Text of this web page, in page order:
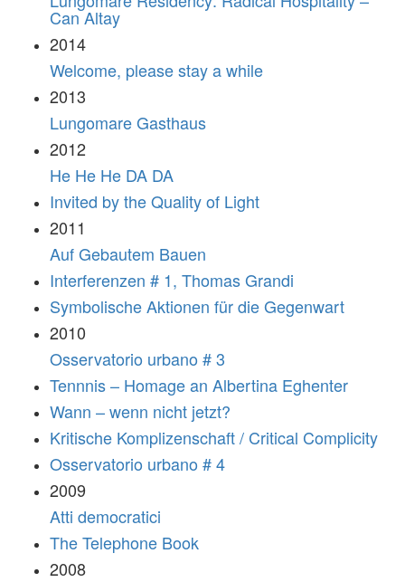
Can Altay
2014
Welcome, please stay a while
2013
Lungomare Gasthaus
2012
He He He DA DA
Invited by the Quality of Light
2011
Auf Gebautem Bauen
Interferenzen # 1, Thomas Grandi
Symbolische Aktionen für die Gegenwart
2010
Osservatorio urbano # 3
Tennnis – Homage an Albertina Eghenter
Wann – wenn nicht jetzt?
Kritische Komplizenschaft / Critical Complicity
Osservatorio urbano # 4
2009
Atti democratici
The Telephone Book
2008